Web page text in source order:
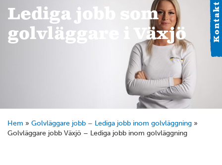
Kontakt
Lediga jobb som
golvläggare i Växjö
Hem » Golvläggare jobb – Lediga jobb inom golvläggning »
Golvläggare jobb Växjö – Lediga jobb inom golvläggning